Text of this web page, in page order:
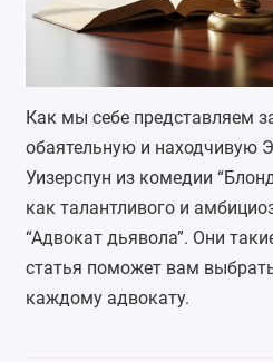
Как мы себе представляем
обаятельную и находчивую
Уизерспун из комедии
как талантливого и
“Адвокат дьявола”. Они
статья поможет вам
каждому адвокату.